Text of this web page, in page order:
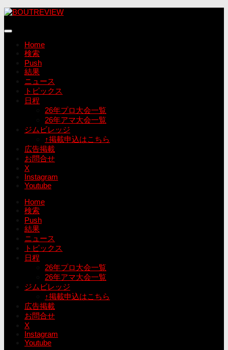
コ
テ
Home
検索
Push
結果
ニュース
トピックス
日程
26年プロ大会一覧
26年アマ大会一覧
ジムビレッジ
↑掲載申込はこちら
広告掲載
お問合せ
X
Instagram
Youtube
Home
検索
Push
結果
ニュース
トピックス
日程
26年プロ大会一覧
26年アマ大会一覧
ジムビレッジ
↑掲載申込はこちら
広告掲載
お問合せ
X
Instagram
Youtube